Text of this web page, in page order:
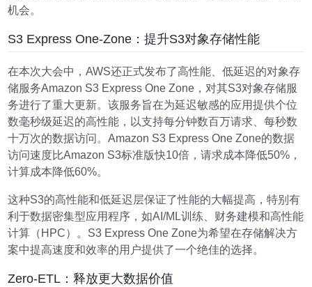
机会。
S3 Express One-Zone：提升S3对象存储性能
在本次大会中，AWS还正式发布了高性能、低延迟的对象存
储服务Amazon S3 Express One Zone，对其S3对象存储服
务进行了重大更新。该服务旨在为延迟敏感的应用提供个位
数毫秒级延迟的高性能，以支持每分钟数百万请求、每秒数
十万次的数据访问。Amazon S3 Express One Zone的数据
访问速度比Amazon S3标准版快10倍，请求成本降低50%，
计算成本降低60%。
这种S3的高性能和低延迟层保证了性能的大幅提高，特别有
利于数据密集型应用程序，如AI/ML训练、财务建模和高性能
计算（HPC）。S3 Express One Zone为希望在存储解决方
案中提高速度和效率的用户提供了一个绝佳的选择。
Zero-ETL：释放更大数据价值